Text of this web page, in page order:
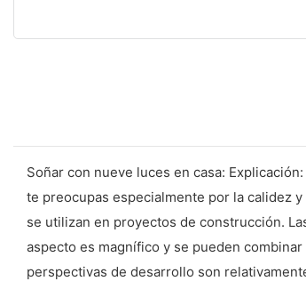
Soñar con nueve luces en casa:
te preocupas especialmente por la calidez
se utilizan en proyectos de construcción.
aspecto es magnífico y se pueden
perspectivas de desarrollo son